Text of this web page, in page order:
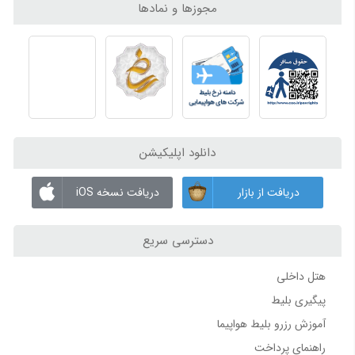
چگونه تور، ویزا و اقامت خود را به بهترین شکل انتخاب کنیم؟
راهنمای فرودگاه ها
راهنمای کامل فرودگاه بین‌المللی ازمیر | ترمینال‌ها، امکانات و حمل‌ونقل
فرودگاه بغداد | اطلاعات، ترمینال‌ها و پروازها
فرودگاه نجف | اطلاعات، ترمینال‌ها و پروازها
فرودگاه استانبول (IST) | معرفی، ترمینال‌ها، امکانات و پروازها
فرودگاه زوارتنوتس ایروان | اطلاعات، ترمینال و پروازها
فرودگاه شرمتیوو مسکو | ترمینال‌ها، پروازها و اطلاعات کامل
تماس مستقیم با عاملین چارتر و شرکت‌های هواپیمایی
بدون واسطه و با قیمت اصلی
مشاوره رایگان و پشتیبانی 24 ساعته
تماس با ما
برای کسب اطلاعات بیشتر، رزرو بلیط چارتری یا دریافت مشاوره
رایگان، می‌توانید با ما از طریق شبکه‌های اجتماعی و شماره‌های
ماده 12 جرائم رایانه / ماده 66 تجارت الکترونیک / مواد 47 و
، هرگونه کپی‌برداری از برند
.
مجوزها و نمادها
دانلود اپلیکیشن
دریافت از بازار دریافت نسخه iOS
دسترسی سریع
هتل داخلی
پیگیری بلیط
آموزش رزرو بلیط هواپیما
راهنمای پرداخت